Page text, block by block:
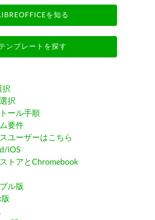
を知る
ンプレートを探す
択
択
ール手順
要件
ユーザーはこちら
iOS
トアとChromebook
ル版